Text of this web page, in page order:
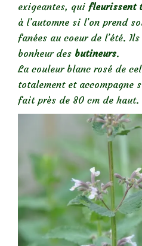
exigeantes, qui fleurissent
à l’automne si l’on prend
fanées au coeur de l’été. Ils
bonheur des butineurs.
La couleur blanc rosé de
totalement et accompagne
fait près de 80 cm de haut.